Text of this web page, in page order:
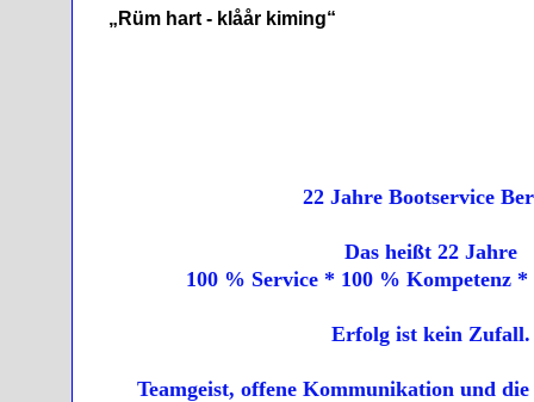
„Rüm hart - klåår kiming“
22 Jahre Bootservice
Das heißt 22 Jahre
100 % Service * 100 % Kompetenz
Erfolg ist kein Zufall.
Teamgeist, offene Kommunikation und